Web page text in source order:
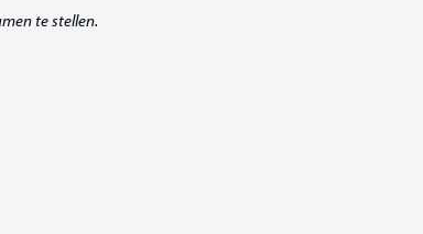
te stellen.